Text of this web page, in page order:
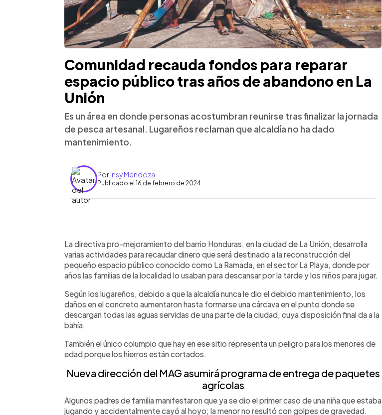
Comunidad recauda fondos para reparar
espacio público tras años de abandono en La
Unión
Es un área en donde personas acostumbran reunirse tras finalizar la jornada
de pesca artesanal. Lugareños reclaman que alcaldía no ha dado
mantenimiento.
PorInsy Mendoza
Publicado el 16 de febrero de 2024
► Escuchar artículo
La directiva pro-mejoramiento del barrio Honduras, en la ciudad de La Unión, desarrolla
varias actividades para recaudar dinero que será destinado a la reconstrucción del
pequeño espacio público conocido como La Ramada, en el sector La Playa, donde por
años las familias de la localidad lo usaban para descansar por la tarde y los niños para jugar.
Según los lugareños, debido a que la alcaldía nunca le dio el debido mantenimiento, los
daños en el concreto aumentaron hasta formarse una cárcava en el punto donde se
descargan todas las aguas servidas de una parte de la ciudad, cuya disposición final da a la
bahía.
También el único columpio que hay en ese sitio representa un peligro para los menores de
edad porque los hierros están cortados.
Nueva dirección del MAG asumirá programa de entrega de paquetes
agrícolas
Algunos padres de familia manifestaron que ya se dio el primer caso de una niña que estaba
jugando y accidentalmente cayó al hoyo; la menor no resultó con golpes de gravedad.